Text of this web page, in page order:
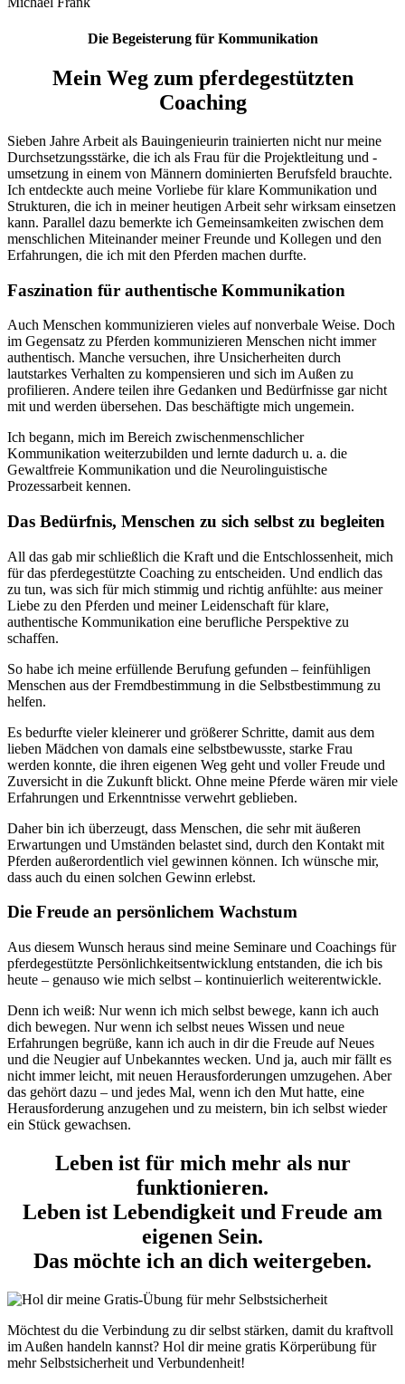
Die Begeisterung für Kommunikation
Mein Weg zum pferdegestützten
Coaching
Sieben Jahre Arbeit als Bauingenieurin trainierten nicht nur meine
Durchsetzungsstärke, die ich als Frau für die Projektleitung und -
umsetzung in einem von Männern dominierten Berufsfeld brauchte.
Ich entdeckte auch meine Vorliebe für klare Kommunikation und
Strukturen, die ich in meiner heutigen Arbeit sehr wirksam einsetzen
kann. Parallel dazu bemerkte ich Gemeinsamkeiten zwischen dem
menschlichen Miteinander meiner Freunde und Kollegen und den
Erfahrungen, die ich mit den Pferden machen durfte.
Faszination für authentische Kommunikation
Auch Menschen kommunizieren vieles auf nonverbale Weise. Doch
im Gegensatz zu Pferden kommunizieren Menschen nicht immer
authentisch. Manche versuchen, ihre Unsicherheiten durch
lautstarkes Verhalten zu kompensieren und sich im Außen zu
profilieren. Andere teilen ihre Gedanken und Bedürfnisse gar nicht
mit und werden übersehen. Das beschäftigte mich ungemein.
Ich begann, mich im Bereich zwischenmenschlicher
Kommunikation weiterzubilden und lernte dadurch u. a. die
Gewaltfreie Kommunikation und die Neurolinguistische
Prozessarbeit kennen.
Das Bedürfnis, Menschen zu sich selbst zu begleiten
All das gab mir schließlich die Kraft und die Entschlossenheit, mich
für das pferdegestützte Coaching zu entscheiden. Und endlich das
zu tun, was sich für mich stimmig und richtig anfühlte: aus meiner
Liebe zu den Pferden und meiner Leidenschaft für klare,
authentische Kommunikation eine berufliche Perspektive zu
schaffen.
So habe ich meine erfüllende Berufung gefunden – feinfühligen
Menschen aus der Fremdbestimmung in die Selbstbestimmung zu
helfen.
Es bedurfte vieler kleinerer und größerer Schritte, damit aus dem
lieben Mädchen von damals eine selbstbewusste, starke Frau
werden konnte, die ihren eigenen Weg geht und voller Freude und
Zuversicht in die Zukunft blickt. Ohne meine Pferde wären mir viele
Erfahrungen und Erkenntnisse verwehrt geblieben.
Daher bin ich überzeugt, dass Menschen, die sehr mit äußeren
Erwartungen und Umständen belastet sind, durch den Kontakt mit
Pferden außerordentlich viel gewinnen können. Ich wünsche mir,
dass auch du einen solchen Gewinn erlebst.
Die Freude an persönlichem Wachstum
Aus diesem Wunsch heraus sind meine Seminare und Coachings für
pferdegestützte Persönlichkeitsentwicklung entstanden, die ich bis
heute – genauso wie mich selbst – kontinuierlich weiterentwickle.
Denn ich weiß: Nur wenn ich mich selbst bewege, kann ich auch
dich bewegen. Nur wenn ich selbst neues Wissen und neue
Erfahrungen begrüße, kann ich auch in dir die Freude auf Neues
und die Neugier auf Unbekanntes wecken. Und ja, auch mir fällt es
nicht immer leicht, mit neuen Herausforderungen umzugehen. Aber
das gehört dazu – und jedes Mal, wenn ich den Mut hatte, eine
Herausforderung anzugehen und zu meistern, bin ich selbst wieder
ein Stück gewachsen.
Leben ist für mich mehr als nur
funktionieren.
Leben ist Lebendigkeit und Freude am
eigenen Sein.
Das möchte ich an dich weitergeben.
Möchtest du die Verbindung zu dir selbst stärken, damit du kraftvoll
im Außen handeln kannst? Hol dir meine gratis Körperübung für
mehr Selbstsicherheit und Verbundenheit!